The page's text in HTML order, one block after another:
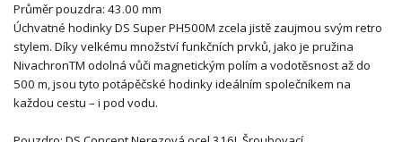
Průměr pouzdra: 43.00 mm
Úchvatné hodinky DS Super PH500M zcela jistě zaujmou svým retro
stylem. Díky velkému množství funkčních prvků, jako je pružina
NivachronTM odolná vůči magnetickým polím a vodotěsnost až do
500 m, jsou tyto potápěčské hodinky ideálním společníkem na
každou cestu – i pod vodu.